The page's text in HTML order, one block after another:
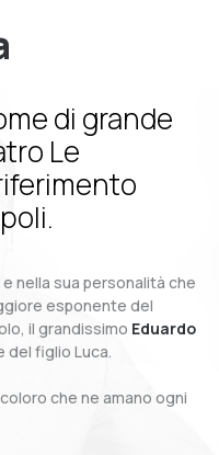
di grande
Le
nella sua personalità che
esponente del
il grandissimo Eduardo
del figlio Luca.
che ne amano ogni